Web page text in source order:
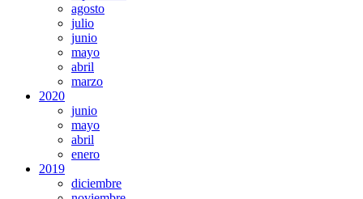
agosto
julio
junio
mayo
abril
marzo
2020
junio
mayo
abril
enero
2019
diciembre